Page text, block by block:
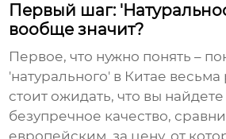
Первый шаг:
вообще значит?
Первое, что нужно понять –
'натурального' в Китае
стоит ожидать, что вы найдете
безупречное качество,